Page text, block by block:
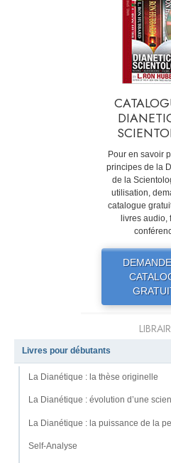
Pour en savoir
principes de la
de la
utilisation,
catalogue
livres audio,
Livres pour débutants
La Dianétique : la thèse originelle
La Dianétique : évolution d’une
La Dianétique : la puissance de la
Self-Analyse